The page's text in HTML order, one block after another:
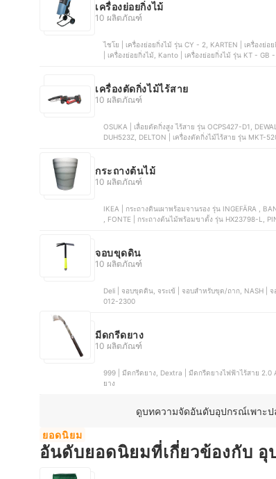
เครื่องย่อยกิ่งไม้
10 ผลิตภัณฑ์
ไชโย | เครื่องย่อยกิ่งไม้ รุ่น CY - 2, KARTEN | เครื่องย่อยกิ่งไม้ ใบไม้ รุ่น ZF5120, SENIX | เครื่องย่อยกิ่งไม้ 2200W รุ่น YT5466 , TorqPro
| เครื่องย่อยกิ่งไม้, Kanto | เครื่องย่อยกิ่งไม้ รุ่น KT - GB
เครื่องตัดกิ่งไม้ไร้สาย
10 ผลิตภัณฑ์
OSUKA | เลื่อยตัดกิ่งสูง ไร้สาย รุ่น OCPS427-D1, DEWALT | เครื่อง
DUH523Z, DELTON | เครื่องตัดกิ่งไม้ไร้ส
กระถางต้นไม้
10 ผลิตภัณฑ์
IKEA | กระถางดินเผาพร้อมจานรอง รุ่น INGEFÄRA ,
, FONTE | กระถางต้นไม้พร้อมขาตั้ง รุ่น HX23798-L,
จอบขุดดิน
10 ผลิตภัณฑ์
Deli | จอบขุดดิน, จระเข้ | จอบสำหรับขุด/ถาก, NASH | จอบขุด 3 ปอนด์ รุ่น H301, จระเข้สมอ | จอบ 2 ปอนด์, จระเข้ 3 ดาว | จอบขุด | 02-
012-2300
มีดกรีดยาง
10 ผลิตภัณฑ์
999 | มีดกรีดยาง, Dextra | มีดกรีดยางไฟฟ้าไร้สาย 2.0 Ah รุ่น 4GXJ-I, แมวเงิน | มีดกรีดยาง, มังกรทอง | มีดกรีดยาง, นกเงือก | มีดกรีด
ยาง
ดูบทความจัดอันดับอุปกรณ์เพาะป
ยอดนิยม
อันดับยอดนิยมที่เกี่ยวข้องกับ อุ